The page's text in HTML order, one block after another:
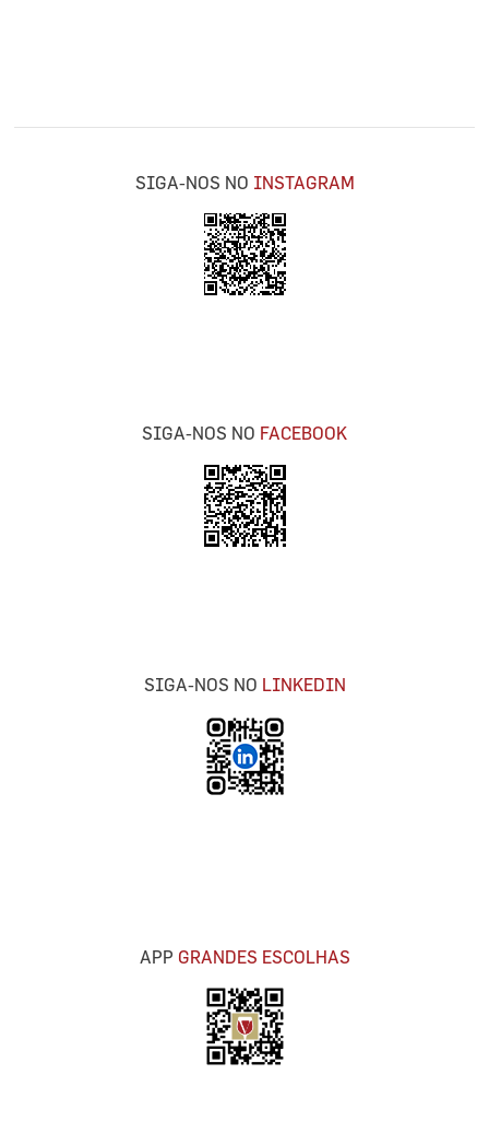
SIGA-NOS NO INSTAGRAM
SIGA-NOS NO FACEBOOK
SIGA-NOS NO LINKEDIN
APP GRANDES ESCOLHAS